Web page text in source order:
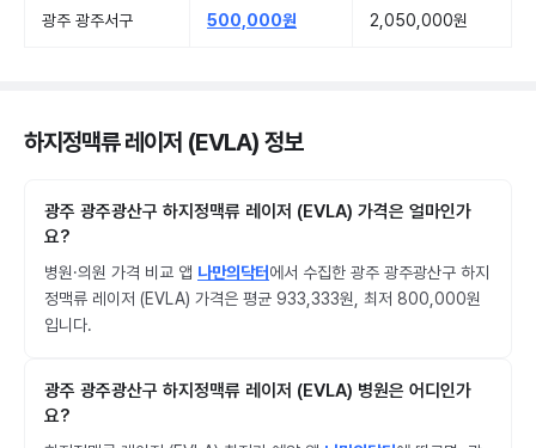
광주 광주서구 500,000원 2,050,000원
하지정맥류 레이저 (EVLA) 정보
광주 광주광산구 하지정맥류 레이저 (EVLA) 가격은 얼마인가
요?
병원·의원 가격 비교 앱 나만의닥터에서 수집한 광주 광주광산구 하지
정맥류 레이저 (EVLA) 가격은 평균 933,333원, 최저 800,000원
입니다.
광주 광주광산구 하지정맥류 레이저 (EVLA) 병원은 어디인가
요?